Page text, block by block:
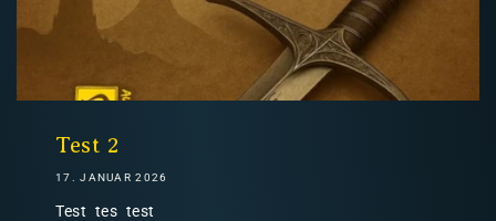
Test 2
17. JANUAR 2026
Test tes test
Deutschland: ab69 €
Österreich & EU: ab
200 €
Nicht-EU: kein kostenloser Versand
Lieferungen in Nicht-EU-Länder (z. B. Schweiz)